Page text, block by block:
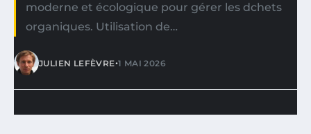
moderne et écologique pour gérer les dchets
organiques. Utilisation de…
JULIEN LEFÈVRE•1 MAI 2026